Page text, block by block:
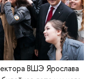
ВШЭ Ярослава